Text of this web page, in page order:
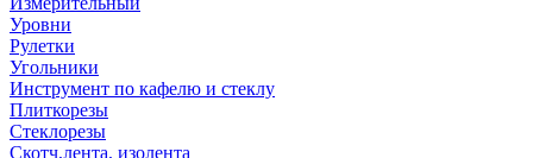
Уровни
Рулетки
Угольники
Инструмент по кафелю и стеклу
Плиткорезы
Стеклорезы
Скотч,лента, изолента